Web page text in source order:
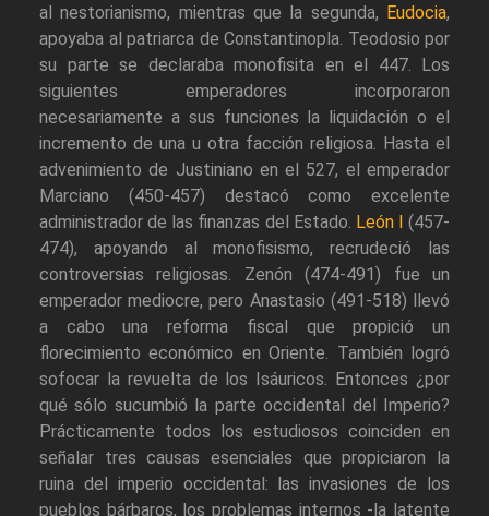
al nestorianismo, mientras que la segunda, Eudocia,
apoyaba al patriarca de Constantinopla. Teodosio por
su parte se declaraba monofisita en el 447. Los
siguientes emperadores incorporaron
necesariamente a sus funciones la liquidación o el
incremento de una u otra facción religiosa. Hasta el
advenimiento de Justiniano en el 527, el emperador
Marciano (450-457) destacó como excelente
administrador de las finanzas del Estado. León I
(457-
474), apoyando al monofisismo, recrudeció las
controversias religiosas. Zenón (474-491) fue un
emperador mediocre, pero Anastasio (491-518) llevó
a cabo una reforma fiscal que propició un
florecimiento económico en Oriente. También logró
sofocar la revuelta de los Isáuricos. Entonces ¿por
qué sólo sucumbió la parte occidental del Imperio?
Prácticamente todos los estudiosos coinciden en
señalar tres causas esenciales que propiciaron la
ruina del imperio occidental: las invasiones de los
pueblos bárbaros, los problemas internos -la latente